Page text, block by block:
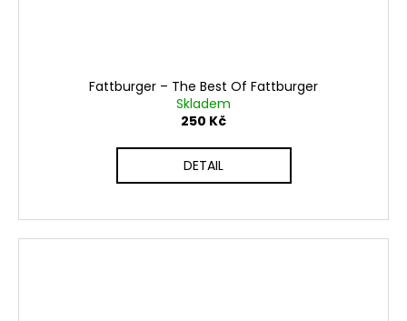
Fattburger ‎– The Best Of Fattburger
Skladem
250 Kč
DETAIL